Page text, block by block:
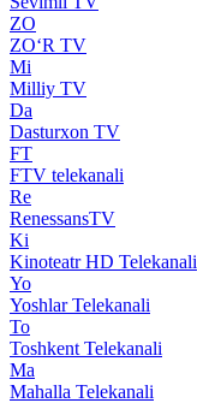
ZO
ZO‘R TV
Mi
Milliy TV
Da
Dasturxon TV
FT
FTV telekanali
Re
RenessansTV
Ki
Kinoteatr HD Telekanali
Yo
Yoshlar Telekanali
To
Toshkent Telekanali
Ma
Mahalla Telekanali